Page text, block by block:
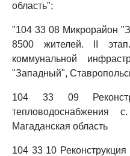
область";
"104 33 08 Микрорайон
8500 жителей. II
коммунальной
"Западный",
104 33 09
тепловодоснабжения
Магаданская область
104 33 10